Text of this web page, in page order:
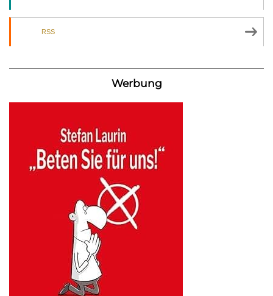
RSS
Werbung